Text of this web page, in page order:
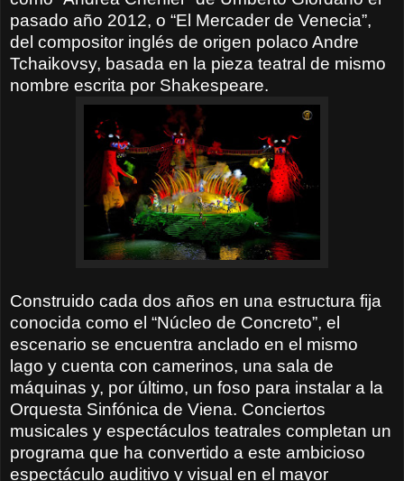
pasado año 2012, o “El Mercader de Venecia”,
del compositor inglés de origen polaco Andre
Tchaikovsy, basada en la pieza teatral de mismo
nombre escrita por Shakespeare.
Construido cada dos años en una estructura fija
conocida como el “Núcleo de Concreto”, el
escenario se encuentra anclado en el mismo
lago y cuenta con camerinos, una sala de
máquinas y, por último, un foso para instalar a la
Orquesta Sinfónica de Viena. Conciertos
musicales y espectáculos teatrales completan un
programa que ha convertido a este ambicioso
espectáculo auditivo y visual en el mayor